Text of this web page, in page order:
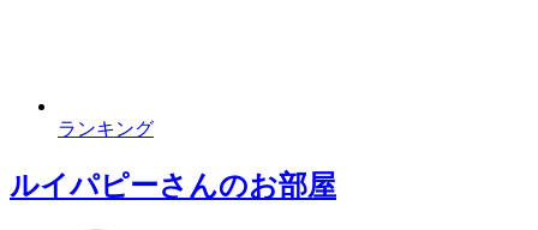
ランキング
ルイパピーさんのお部屋